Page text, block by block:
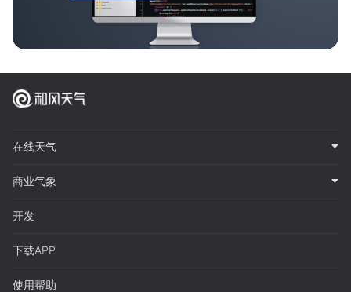
在线天气
商业气象
开发
下载APP
使用帮助